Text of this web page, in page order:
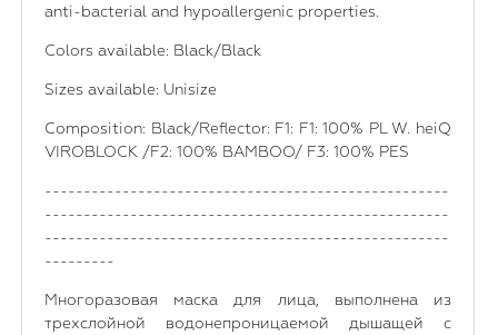
anti-bacterial and hypoallergenic properties.
Colors available: Black/Black
Sizes available: Unisize
Composition: Black/Reflector: F1: F1: 100% PL W. heiQ
VIROBLOCK /F2: 100% BAMBOO/ F3: 100% PES
----------------------------------------------------
----------------------------------------------------
----------------------------------------------------
---------
Многоразовая маска для лица, выполнена из
трехслойной водонепроницаемой дышащей с